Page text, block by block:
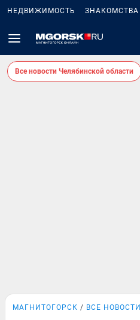
НЕДВИЖИМОСТЬ ЗНАКОМСТВА
Все новости Челябинской области
МАГНИТОГОРСК ВСЕ НОВОСТИ